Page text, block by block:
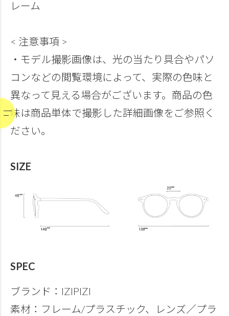
レーム
< 注意事項 >
・モデル撮影画像は、光の当たり具合やパソ
コンなどの閲覧環境によって、実際の色味と
異なって見える場合がございます。商品の色
味は商品単体で撮影した詳細画像をご参照く
ださい。
SIZE
SPEC
ブランド：IZIPIZI
素材：フレーム/プラスチック、レンズ／プラ